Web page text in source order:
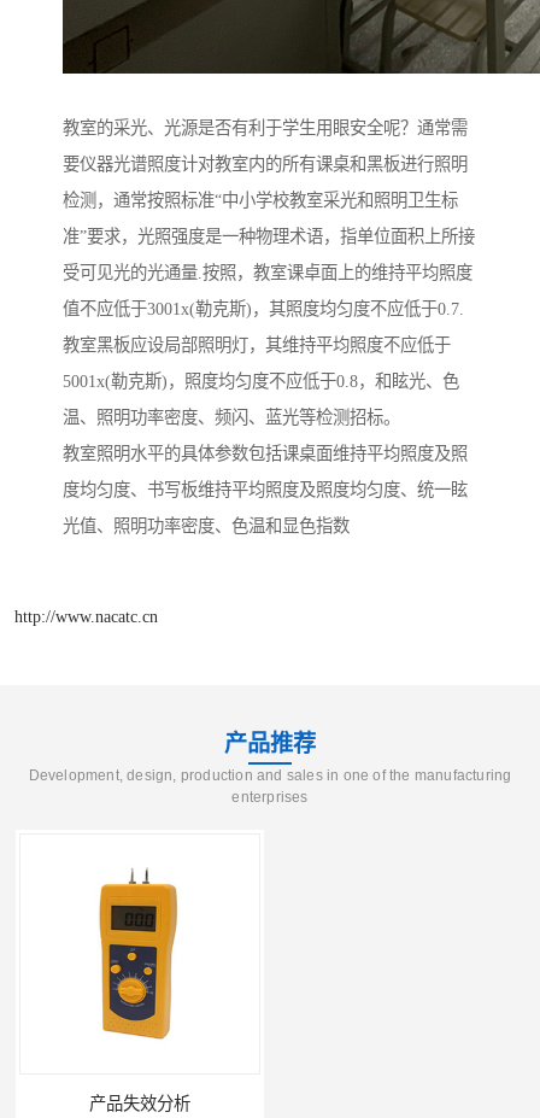
教室的采光、光源是否有利于学生用眼安全呢？通常需
要仪器光谱照度计对教室内的所有课桌和黑板进行照明
检测，通常按照标准“中小学校教室采光和照明卫生标
准”要求，光照强度是一种物理术语，指单位面积上所接
受可见光的光通量.按照，教室课卓面上的维持平均照度
值不应低于3001x(勒克斯)，其照度均匀度不应低于0.7.
教室黑板应设局部照明灯，其维持平均照度不应低于
5001x(勒克斯)，照度均匀度不应低于0.8，和眩光、色
温、照明功率密度、频闪、蓝光等检测招标。
教室照明水平的具体参数包括课桌面维持平均照度及照
度均匀度、书写板维持平均照度及照度均匀度、统一眩
光值、照明功率密度、色温和显色指数
http://www.nacatc.cn
产品推荐
Development, design, production and sales in one of the manufacturing
enterprises
产品失效分析